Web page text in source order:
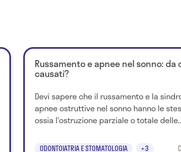
Russamento e apnee nel sonno: da
causati?
Devi sapere che il russamento e la
apnee ostruttive nel sonno hanno le
ossia l'ostruzione parziale o totale
ODONTOIATRIA E STOMATOLOGIA +3